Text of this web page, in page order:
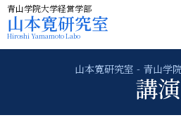
青山学院大学経営学部
山本寛研究室
Hiroshi Yamamoto Labo
講演